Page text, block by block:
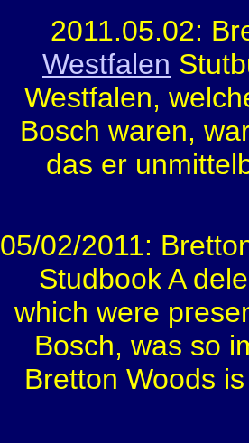
2011.05.02:
Westfalen
Westfalen,
Bosch waren,
das er
05/02/2011:
Studbook A
which were
Bosch, was so
Bretton Woods